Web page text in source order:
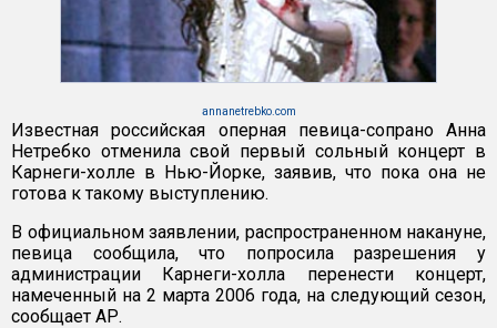
annanetrebko.com
Известная российская оперная певица-сопрано Анна
Нетребко отменила свой первый сольный концерт в
Карнеги-холле в Нью-Йорке, заявив, что пока она не
готова к такому выступлению.
В официальном заявлении, распространенном накануне,
певица сообщила, что попросила разрешения у
администрации Карнеги-холла перенести концерт,
намеченный на 2 марта 2006 года, на следующий сезон,
сообщает АР.